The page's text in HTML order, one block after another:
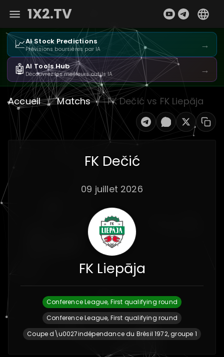
1X2.TV
📈AI Stock Predictions
Prévisions boursières par IA →
🤖AI Tools Hub
Découvrez les meilleurs outils IA →
Accueil / Matchs / FK Dečić vs FK Liepāja
FK Dečić
09 juillet 2026
FK Liepāja
Conference League, First qualifying round
Conference League, First qualifying round
Coupe d\u0027indépendance du Brésil 1972, groupe 1